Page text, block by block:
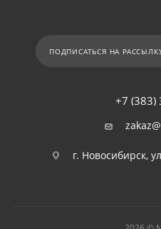
ПОДПИСАТЬСЯ НА
+7 (383)
г. Новосибирск,